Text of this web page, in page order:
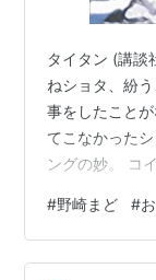
タイタン (講談
ねショタ、紛
事をしたこと
てこなかった
ングの妙。 コ
ったよ。 しか
でござるな。
いのがおねシ
#野崎まど #